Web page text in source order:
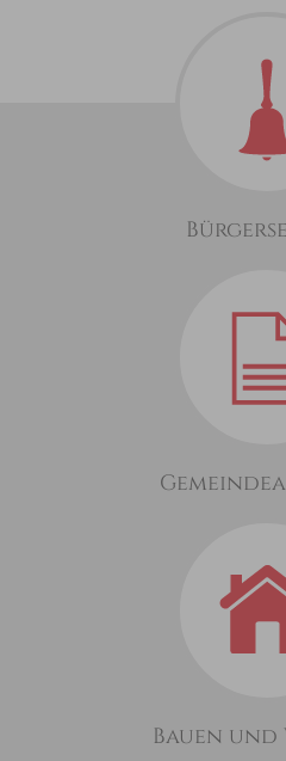
Bauen und